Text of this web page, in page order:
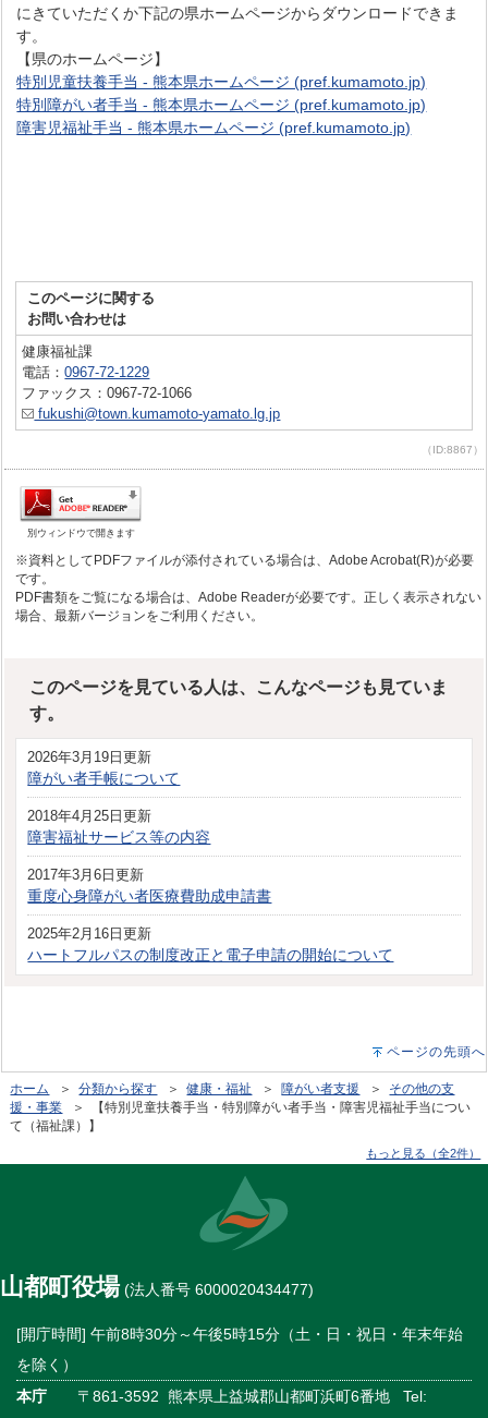
にきていただくか下記の県ホームページからダウンロードできま
す。
【県のホームページ】
特別児童扶養手当 - 熊本県ホームページ (pref.kumamoto.jp)
特別障がい者手当 - 熊本県ホームページ (pref.kumamoto.jp)
障害児福祉手当 - 熊本県ホームページ (pref.kumamoto.jp)
このページに関する
お問い合わせは
健康福祉課
電話：0967-72-1229
ファックス：0967-72-1066
fukushi@town.kumamoto-yamato.lg.jp
（ID:8867）
別ウィンドウで開きます
※資料としてPDFファイルが添付されている場合は、Adobe Acrobat(R)が必要
です。
PDF書類をご覧になる場合は、Adobe Readerが必要です。正しく表示されない
場合、最新バージョンをご利用ください。
このページを見ている人は、こんなページも見ていま
す。
2026年3月19日更新
障がい者手帳について
2018年4月25日更新
障害福祉サービス等の内容
2017年3月6日更新
重度心身障がい者医療費助成申請書
2025年2月16日更新
ハートフルパスの制度改正と電子申請の開始について
ページの先頭へ
ホーム ＞分類から探す ＞健康・福祉 ＞障がい者支援 ＞ その他の支
援・事業 ＞ 【特別児童扶養手当・特別障がい者手当・障害児福祉手当につい
て（福祉課）】
もっと見る（全2件）
山都町役場(法人番号 6000020434477)
[開庁時間] 午前8時30分～午後5時15分（土・日・祝日・年末年始
を除く）
本庁 〒861-3592 熊本県上益城郡山都町浜町6番地 Tel: